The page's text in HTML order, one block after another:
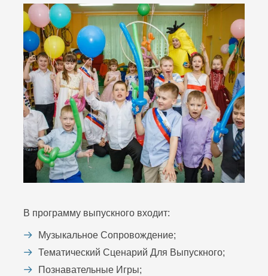
В программу выпускного входит:
Музыкальное Сопровождение;
Тематический Сценарий Для Выпускного;
Познавательные Игры;